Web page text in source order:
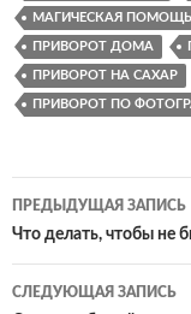
МАГИЧЕСКАЯ ПОМОЩЬ
ПРИВОРОТ ДОМА
ПРИВОРОТ НА САХАР
ПРИВОРОТ ПО
Навигация
по
записям
ПРЕДЫДУЩАЯ ЗАПИСЬ
Что делать, чтобы не
СЛЕДУЮЩАЯ ЗАПИСЬ